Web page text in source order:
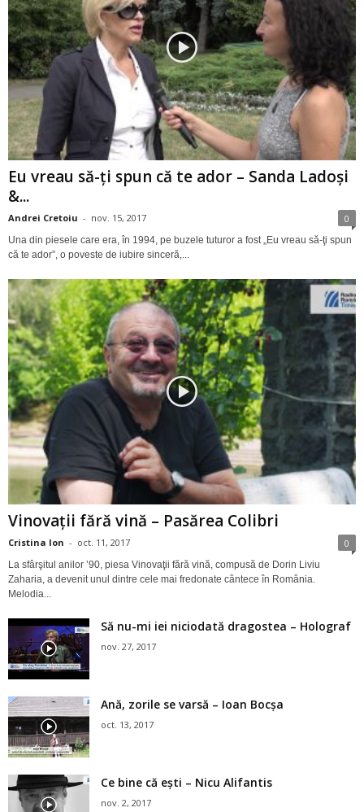
Eu vreau să-ţi spun că te ador – Sanda Ladoşi
&...
Andrei Cretoiu - nov. 15, 2017 0
Una din piesele care era, în 1994, pe buzele tuturor a fost „Eu vreau să-ţi spun
că te ador”, o poveste de iubire sinceră,...
Vinovaţii fără vină – Pasărea Colibri
Cristina Ion - oct. 11, 2017 0
La sfârşitul anilor ’90, piesa Vinovaţii fără vină, compusă de Dorin Liviu
Zaharia, a devenit unul dintre cele mai fredonate cântece în România.
Melodia...
Să nu-mi iei niciodată dragostea – Holograf
nov. 27, 2017
Ană, zorile se varsă – Ioan Bocşa
oct. 13, 2017
Ce bine că eşti – Nicu Alifantis
nov. 2, 2017